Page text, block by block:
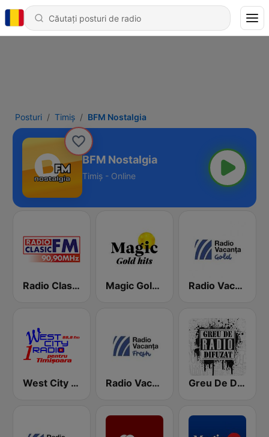
Posturi Timiș BFM Nostalgia
BFM Nostalgia
Timiș - Online
Radio Clasic FM Magic Gold Hits Radio Vacanta Gold
West City Radio Radio Vacanta Fresh Greu De Difuzat